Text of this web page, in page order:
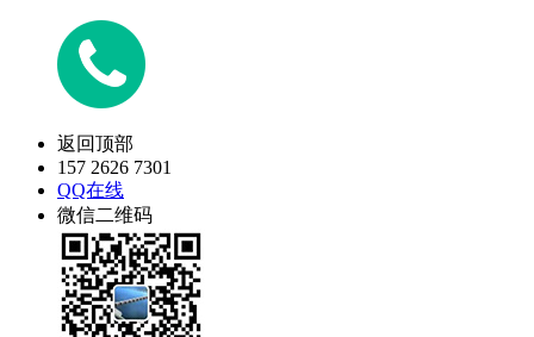
返回顶部
157 2626 7301
QQ在线
微信二维码